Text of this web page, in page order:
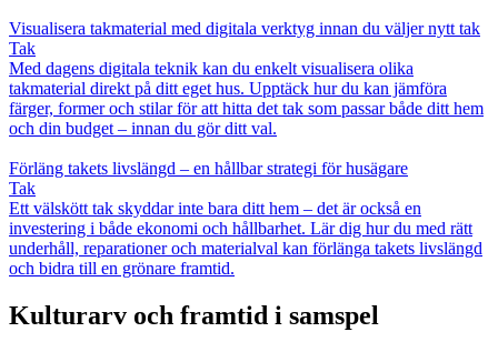
Visualisera takmaterial med digitala verktyg innan du väljer nytt tak
Tak
Med dagens digitala teknik kan du enkelt visualisera olika
takmaterial direkt på ditt eget hus. Upptäck hur du kan jämföra
färger, former och stilar för att hitta det tak som passar både ditt hem
och din budget – innan du gör ditt val.
Förläng takets livslängd – en hållbar strategi för husägare
Tak
Ett välskött tak skyddar inte bara ditt hem – det är också en
investering i både ekonomi och hållbarhet. Lär dig hur du med rätt
underhåll, reparationer och materialval kan förlänga takets livslängd
och bidra till en grönare framtid.
Kulturarv och framtid i samspel